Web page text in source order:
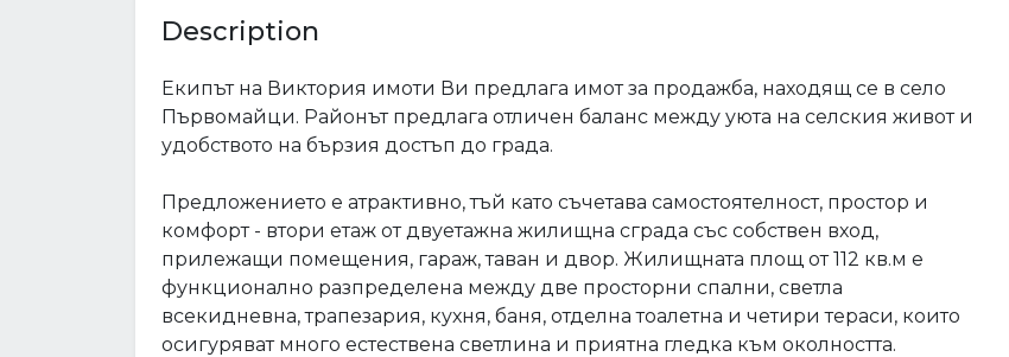
Description
Екипът на Виктория имоти Ви предлага имот за продажба, находящ се в село
Първомайци. Районът предлага отличен баланс между уюта на селския живот и
удобството на бързия достъп до града.
Предложението е атрактивно, тъй като съчетава самостоятелност, простор и
комфорт - втори етаж от двуетажна жилищна сграда със собствен вход,
прилежащи помещения, гараж, таван и двор. Жилищната площ от 112 кв.м е
функционално разпределена между две просторни спални, светла
всекидневна, трапезария, кухня, баня, отделна тоалетна и четири тераси, които
осигуряват много естествена светлина и приятна гледка към околността.